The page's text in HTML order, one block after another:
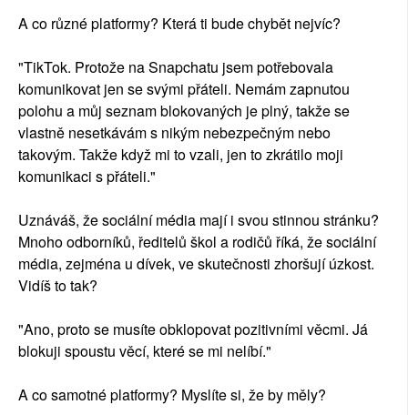
A co různé platformy? Která ti bude chybět nejvíc?
"TikTok. Protože na Snapchatu jsem potřebovala
komunikovat jen se svými přáteli. Nemám zapnutou
polohu a můj seznam blokovaných je plný, takže se
vlastně nesetkávám s nikým nebezpečným nebo
takovým. Takže když mi to vzali, jen to zkrátilo moji
komunikaci s přáteli."
Uznáváš, že sociální média mají i svou stinnou stránku?
Mnoho odborníků, ředitelů škol a rodičů říká, že sociální
média, zejména u dívek, ve skutečnosti zhoršují úzkost.
Vidíš to tak?
"Ano, proto se musíte obklopovat pozitivními věcmi. Já
blokuji spoustu věcí, které se mi nelíbí."
A co samotné platformy? Myslíte si, že by měly?